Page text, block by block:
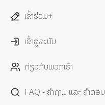
ເຂົ້າຮ່ວມ+
ເຂົ້າສູ່ລະບົບ
ກ່ຽວກັບພວກເຮົາ
FAQ - ຄໍາຖາມ ແລະ ຄໍາຕອບ